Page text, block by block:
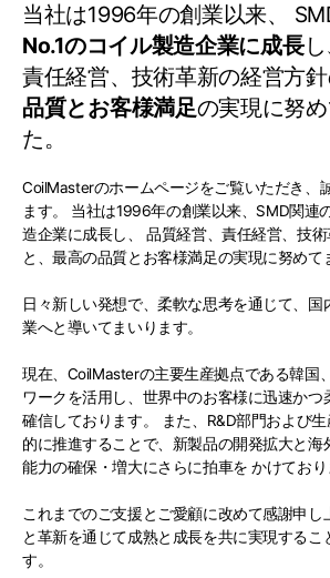
当社は1996年の創業以来、
No.1のコイル製造企業に成長し
責任経営、技術革新の経営方針
品質とお客様満足の実現に努
た。
CoilMasterのホームページをご覧いただき、
ます。
当社は1996年の創業以来、SMD関連
造企業に成長し、
品質経営、責任経営、技
と、最高の品質とお客様満足の実現に努めて
日々新しい発想で、柔軟な思考を通じて、国
業へと導いてまいります。
現在、CoilMasterの主要生産拠点である韓国
ワークを活用し、世界中のお客様に迅速かつ
確信しております。
また、R&D部門および
的に推進することで、新製品の開発拡大と海
能力の確保・増大にさらに拍車を かけており
これまでのご支援とご愛顧に改めて感謝申し
と革新を通じて成熟と成長を共に実現するこ
す。